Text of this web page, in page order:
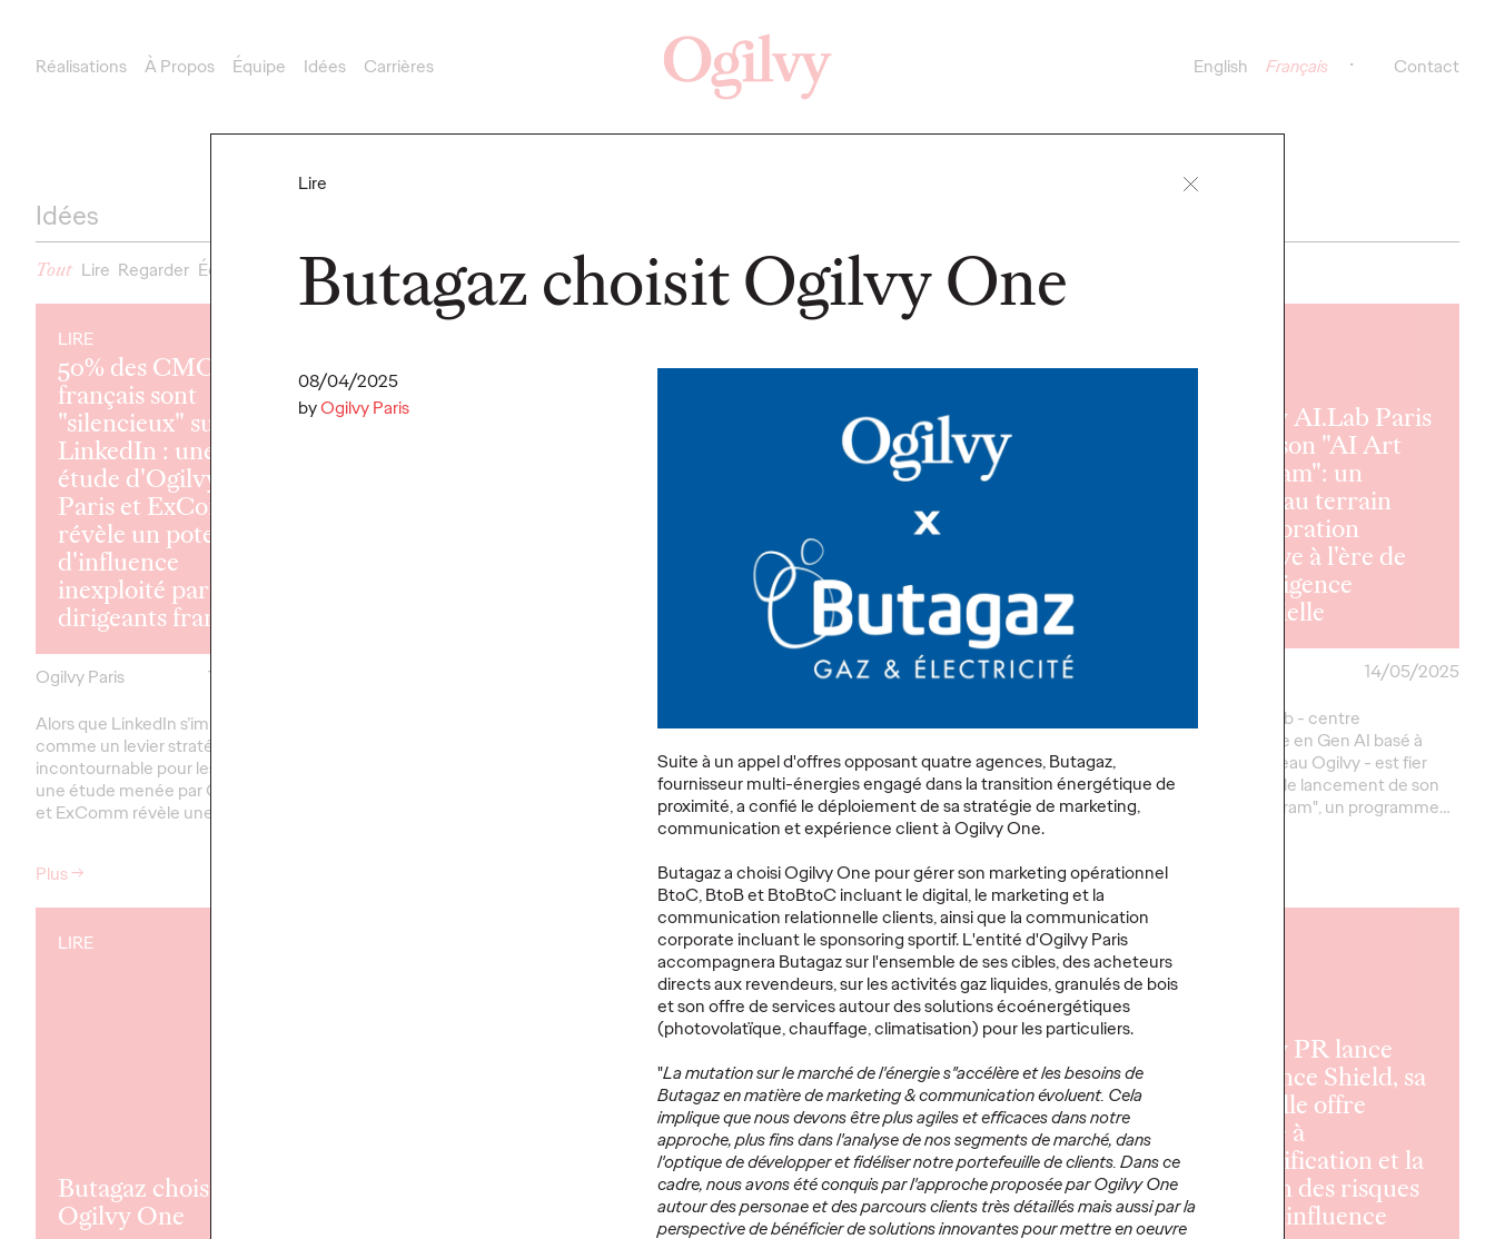
Réalisations À Propos Équipe Idées Carrières Contact
delphine.mazeau@ogilvy.com
English Français
Lire
Butagaz choisit Ogilvy One
08/04/2025
byOgilvy Paris
Suite à un appel d'offres opposant quatre agences, Butagaz,
fournisseur multi-énergies engagé dans la transition énergétique de
proximité, a confié le déploiement de sa stratégie de marketing,
communication et expérience client à Ogilvy One.
Butagaz a choisi Ogilvy One pour gérer son marketing opérationnel
BtoC, BtoB et BtoBtoC incluant le digital, le marketing et la
communication relationnelle clients, ainsi que la communication
corporate incluant le sponsoring sportif. L'entité d'Ogilvy Paris
accompagnera Butagaz sur l'ensemble de ses cibles, des acheteurs
directs aux revendeurs, sur les activités gaz liquides, granulés de bois
et son offre de services autour des solutions écoénergétiques
(photovolatïque, chauffage, climatisation) pour les particuliers.
"La mutation sur le marché de l'énergie s"accélère et les besoins de
Butagaz en matière de marketing & communication évoluent. Cela
implique que nous devons être plus agiles et efficaces dans notre
approche, plus fins dans l'analyse de nos segments de marché, dans
l'optique de développer et fidéliser notre portefeuille de clients. Dans ce
cadre, nous avons été conquis par l'approche proposée par Ogilvy One
autour des personae et des parcours clients très détaillés mais aussi par la
perspective de bénéficier de solutions innovantes pour mettre en oeuvre
Click here
Idées
Tout Lire Regarder Écouter
LIRE
50% des CMOs
français sont
"silencieux" sur
LinkedIn : une
étude d'Ogilvy
Paris et ExComm
révèle un potentiel
d'influence
inexploité par les
dirigeants français
Ogilvy Paris
17/02/2026
Alors que LinkedIn s’impose
comme un levier stratégique
incontournable pour les dirigeants,
une étude menée par Ogilvy Paris
et ExComm révèle une…
Plus→
Directrice du
Stratégique
07/07/2025
Directrice du Planning
Stratégique.
→
Ogilvy Paris
de Grimbergen
Ogilvy Paris
30/06/2025
groupe Brasseries Kronenbourg, a
choisi Ogilvy Paris suite à un appel
d'offres pour l'accompagner dans
le…
Plus→
Ogilvy AI.Lab Paris
lance son "AI Art
Program": un
nouveau terrain
d'exploration
créative à l'ère de
l'intelligence
artificielle
14/05/2025
Ogilvy AI.Lab - centre
d'excellence en Gen AI basé à
Paris du réseau Ogilvy - est fier
d'annoncer le lancement de son
"AI Art Program", un programme…
LIRE
Butagaz choisit
Ogilvy One
LIRE
Azza Ouertani
nommée Directrice
des Ressources
Humaines d'Ogilvy
Paris
LIRE
Ruben Barrouk
nommé Head of
New Biz chez
Ogilvy Paris
Ogilvy PR lance
Influence Shield, sa
nouvelle offre
dédiée à
l'identification et la
gestion des risques
liés à l'influence